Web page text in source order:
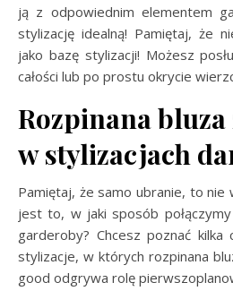
ją z odpowiednim elementem
stylizację idealną! Pamiętaj, że
jako bazę stylizacji! Możesz
całości lub po prostu okrycie
Rozpinana
w stylizacjach
Pamiętaj, że samo ubranie, to nie
jest to, w jaki sposób
garderoby? Chcesz poznać kilka
stylizacje, w których rozpinana
good odgrywa rolę